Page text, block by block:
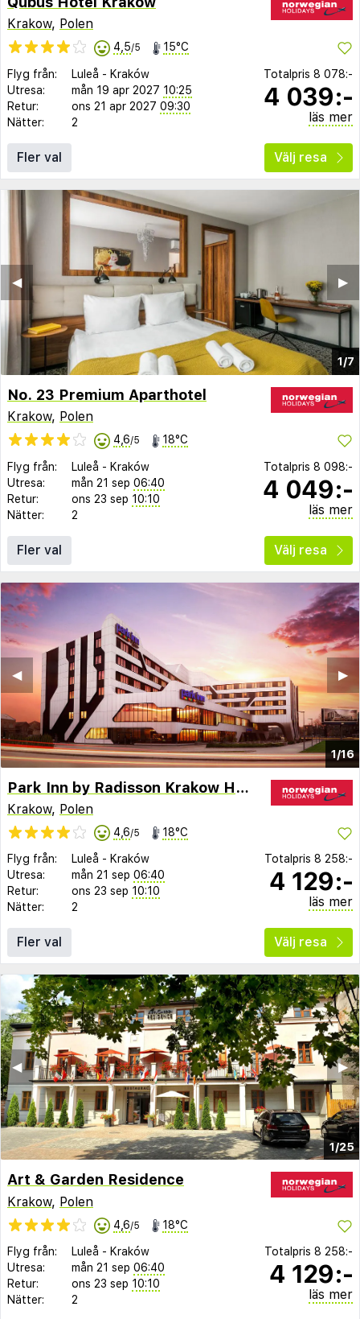
Krakow, Polen
4,5/5 15°C
Flyg från: Luleå - Kraków
Utresa:
mån 19 apr 2027 10:25
Retur:
ons 21 apr 2027 09:30
Nätter:
2
Totalpris 8 078:-
4 039:-
läs mer
Fler val Välj resa
1/7
▶︎
◀︎
No. 23 Premium Aparthotel
Krakow, Polen
4,6/5 18°C
Flyg från: Luleå - Kraków
Utresa:
mån 21 sep 06:40
Retur:
ons 23 sep 10:10
Nätter:
2
Totalpris 8 098:-
4 049:-
läs mer
Fler val Välj resa
1/16
▶︎
◀︎
Park Inn by Radisson Krakow Hotel
Krakow, Polen
4,6/5 18°C
Flyg från: Luleå - Kraków
Utresa:
mån 21 sep 06:40
Retur:
ons 23 sep 10:10
Nätter:
2
Totalpris 8 258:-
4 129:-
läs mer
Fler val Välj resa
1/25
▶︎
◀︎
Art & Garden Residence
Krakow, Polen
4,6/5 18°C
Flyg från: Luleå - Kraków
Utresa:
mån 21 sep 06:40
Retur:
ons 23 sep 10:10
Nätter:
2
Totalpris 8 258:-
4 129:-
läs mer